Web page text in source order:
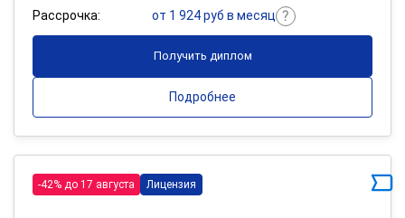
Рассрочка:
от 1 924 руб в месяц
Получить диплом
Подробнее
-42% до 17 августа Лицензия